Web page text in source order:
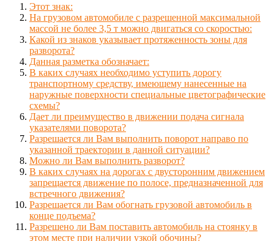
Этот знак:
На грузовом автомобиле с разрешенной максимальной
массой не более 3,5 т можно двигаться со скоростью:
Какой из знаков указывает протяженность зоны для
разворота?
Данная разметка обозначает:
В каких случаях необходимо уступить дорогу
транспортному средству, имеющему нанесенные на
наружные поверхности специальные цветографические
схемы?
Дает ли преимущество в движении подача сигнала
указателями поворота?
Разрешается ли Вам выполнить поворот направо по
указанной траектории в данной ситуации?
Можно ли Вам выполнить разворот?
В каких случаях на дорогах с двусторонним движением
запрещается движение по полосе, предназначенной для
встречного движения?
Разрешается ли Вам обогнать грузовой автомобиль в
конце подъема?
Разрешено ли Вам поставить автомобиль на стоянку в
этом месте при наличии узкой обочины?